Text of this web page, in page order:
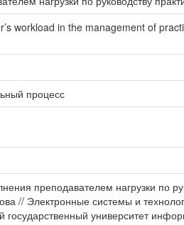
workload in the management of
процесс
преподавателем нагрузки по
// Электронные системы и
университет